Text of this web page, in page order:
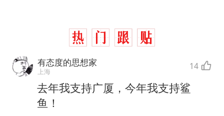
有态度的思想家
上海 14
去年我支持广厦，今年我支持鲨
鱼！